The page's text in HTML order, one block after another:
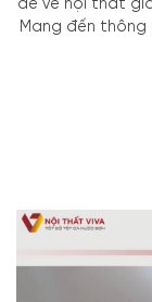
đề về nội thất
Mang đến thông